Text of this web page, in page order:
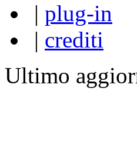
| plug-in
| crediti
Ultimo